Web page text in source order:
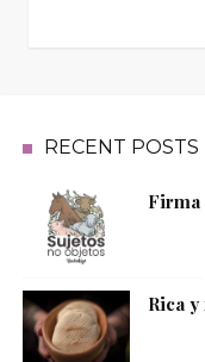
RECENT POSTS
Firma
Rica